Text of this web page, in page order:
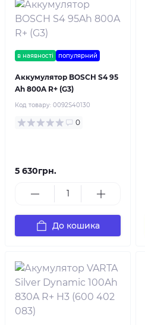
в наявності популярний
Аккумулятор BOSCH S4 95
Ah 800A R+ (G3)
Код товару: 0092S40130
0
5 630грн.
До кошика